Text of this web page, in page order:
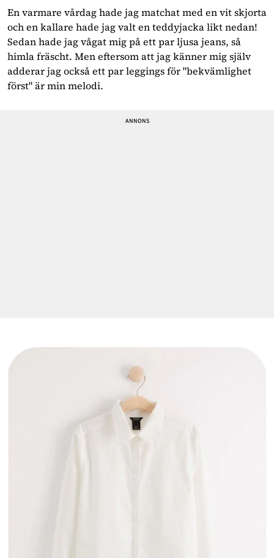
En varmare vårdag hade jag matchat med en vit skjorta
och en kallare hade jag valt en teddyjacka likt nedan!
Sedan hade jag vågat mig på ett par ljusa jeans, så
himla fräscht. Men eftersom att jag känner mig själv
adderar jag också ett par leggings för "bekvämlighet
först" är min melodi.